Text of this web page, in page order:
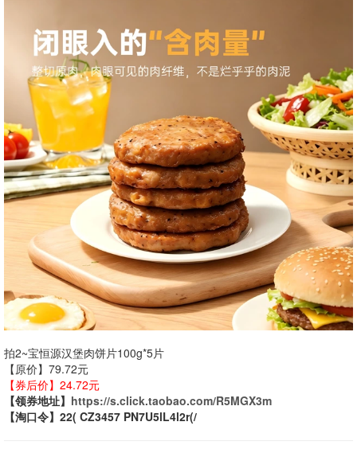
拍2~宝恒源汉堡肉饼片100g*5片
【原价】79.72元
【券后价】24.72元
【领券地址】 https://s.click.taobao.com/R5MGX3m
【淘口令】22( CZ3457 PN7U5lL4l2r(/